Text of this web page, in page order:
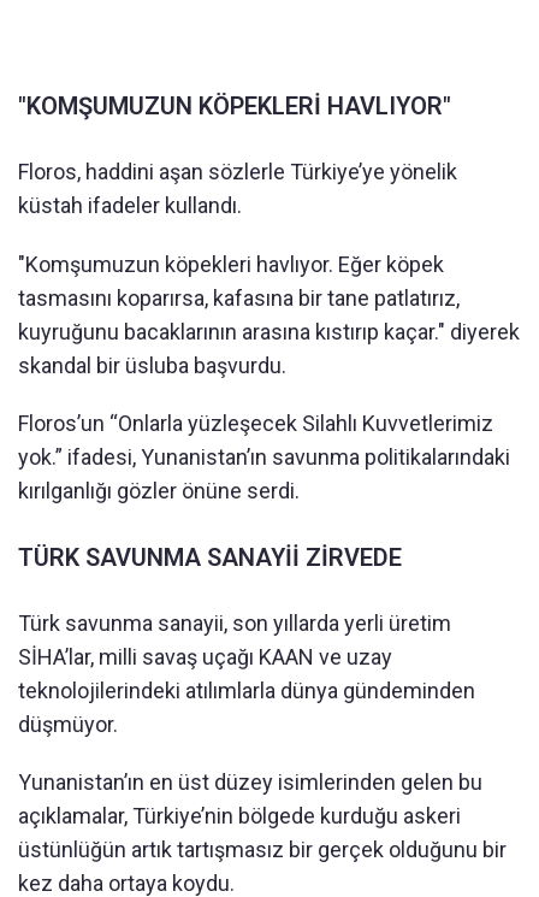
"KOMŞUMUZUN KÖPEKLERİ HAVLIYOR"
Floros, haddini aşan sözlerle Türkiye’ye yönelik
küstah ifadeler kullandı.
"Komşumuzun köpekleri havlıyor. Eğer köpek
tasmasını koparırsa, kafasına bir tane patlatırız,
kuyruğunu bacaklarının arasına kıstırıp kaçar." diyerek
skandal bir üsluba başvurdu.
Floros’un “Onlarla yüzleşecek Silahlı Kuvvetlerimiz
yok.” ifadesi, Yunanistan’ın savunma politikalarındaki
kırılganlığı gözler önüne serdi.
TÜRK SAVUNMA SANAYİİ ZİRVEDE
Türk savunma sanayii, son yıllarda yerli üretim
SİHA’lar, milli savaş uçağı KAAN ve uzay
teknolojilerindeki atılımlarla dünya gündeminden
düşmüyor.
Yunanistan’ın en üst düzey isimlerinden gelen bu
açıklamalar, Türkiye’nin bölgede kurduğu askeri
üstünlüğün artık tartışmasız bir gerçek olduğunu bir
kez daha ortaya koydu.